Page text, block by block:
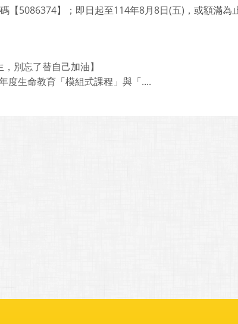
5086374】；即日起至114年8月8日(五)，或額滿為止
別忘了替自己加油】
度生命教育「模組式課程」與「....